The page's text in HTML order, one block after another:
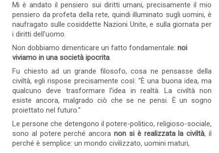
Mi è andato il pensiero sui diritti umani, precisamente il mio
pensiero da profeta della rete, quindi illuminato sugli uomini, è
naufragato sulle cosiddette Nazioni Unite, e sulla giornata per
i diritti dell'uomo.
Non dobbiamo dimenticare un fatto fondamentale: noi
viviamo in una società ipocrita.
Fu chiesto ad un grande filosofo, cosa ne pensasse della
civiltà, egli rispose precisamente così: "È una buona idea, ma
qualcuno deve trasformare l'idea in realtà. La civiltà non
esiste ancora, malgrado ciò che se ne pensi. È un sogno
proiettato nel futuro."
Le persone che detengono il potere-politico, religioso-sociale,
sono al potere perché ancoranon si è realizzata la civiltà, il
perché è semplice: un mondo civilizzato, uomini maturi,